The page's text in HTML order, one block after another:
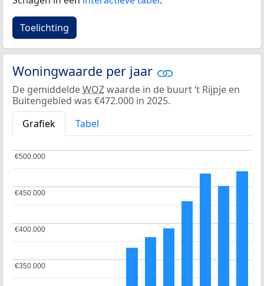
Toelichting
Woningwaarde per jaar
De gemiddeldeWOZwaarde in de buurt ’t Rijpje en
Buitengebied was €472.000 in 2025.
Grafiek
Tabel
€350.000
€350.000
€400.000
€400.000
€450.000
€450.000
€500.000
€500.000